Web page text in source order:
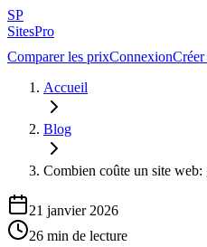
SP
SitesPro
Comparer les prixConnexion
Accueil
Blog
Combien coûte un site
21 janvier 2026
26 min de lecture